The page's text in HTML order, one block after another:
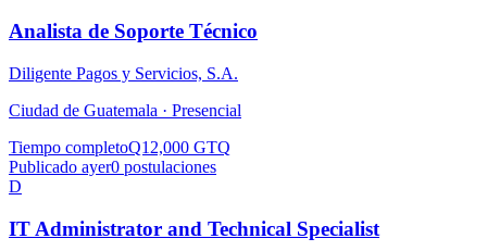
Analista de Soporte Técnico
Diligente Pagos y Servicios, S.A.
Ciudad de Guatemala · Presencial
Tiempo completoQ12,000 GTQ
Publicado ayer0 postulaciones
D
IT Administrator and Technical Specialist